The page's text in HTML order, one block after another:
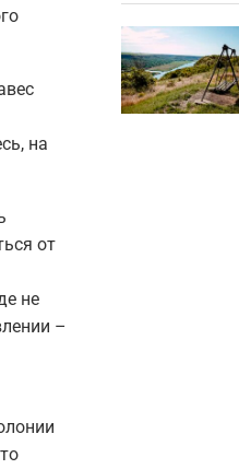
на
от
не
–